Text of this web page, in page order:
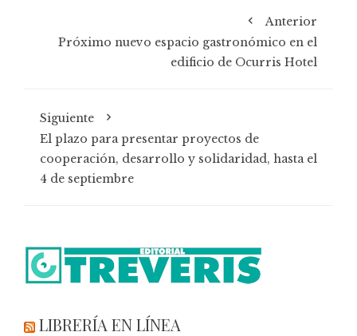
Anterior
Próximo nuevo espacio gastronómico en el
edificio de Ocurris Hotel
Siguiente
El plazo para presentar proyectos de
cooperación, desarrollo y solidaridad, hasta el
4 de septiembre
LIBRERÍA EN LÍNEA